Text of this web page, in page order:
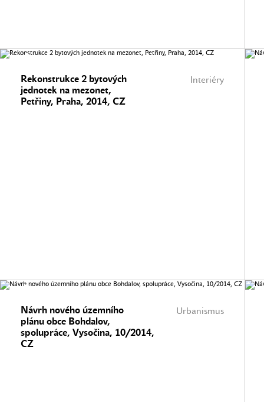
Interiéry
Rekonstrukce 2 bytových
jednotek na mezonet,
Petřiny, Praha, 2014, CZ
Urbanismus
Návrh nového územního
plánu obce Bohdalov,
spolupráce, Vysočina, 10/2014,
CZ